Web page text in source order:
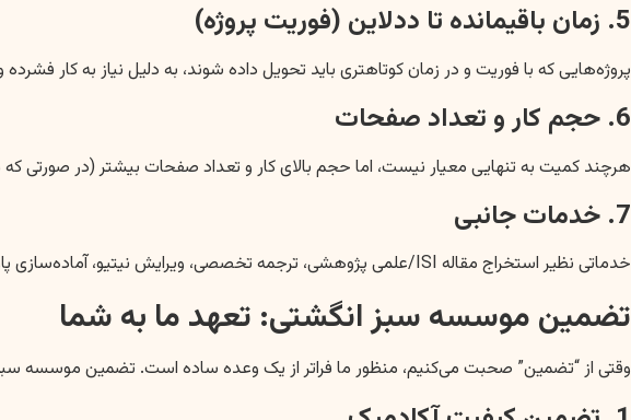
5. زمان باقیمانده تا ددلاین (فوریت پروژه)
پروژه‌هایی که با فوریت و در زمان کوتاهتری باید تحویل داده شوند، به دلیل نیاز به کار
6. حجم کار و تعداد صفحات
هرچند کمیت به تنهایی معیار نیست، اما حجم بالای کار و تعداد صفحات بیشتر (در صورتی که
7. خدمات جانبی
خدماتی نظیر استخراج مقاله ISI/علمی پژوهشی، ترجمه تخصصی، ویرایش نیتیو، آماده‌سازی پاورپوینت دفاع و … به صورت جداگانه بر هزینه نهایی افزوده می‌شوند.
تضمین موسسه سبز انگشتی: تعهد ما به شما
وقتی از “تضمین” صحبت می‌کنیم، منظور ما فراتر از یک وعده ساده است. تضمین موسسه